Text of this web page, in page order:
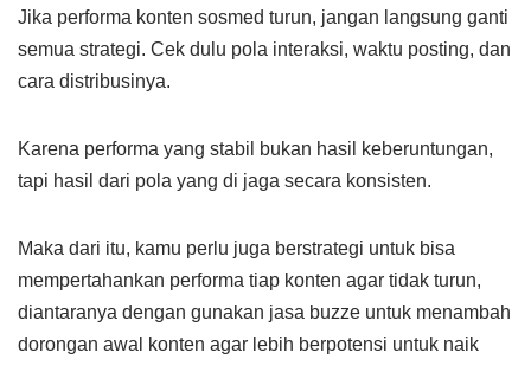
Jika performa konten sosmed turun, jangan langsung ganti
semua strategi. Cek dulu pola interaksi, waktu posting, dan
cara distribusinya.
Karena performa yang stabil bukan hasil keberuntungan,
tapi hasil dari pola yang di jaga secara konsisten.
Maka dari itu, kamu perlu juga berstrategi untuk bisa
mempertahankan performa tiap konten agar tidak turun,
diantaranya dengan gunakan jasa buzze untuk menambah
dorongan awal konten agar lebih berpotensi untuk naik